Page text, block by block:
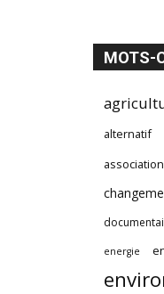
MOTS-
alternatif
association
energie